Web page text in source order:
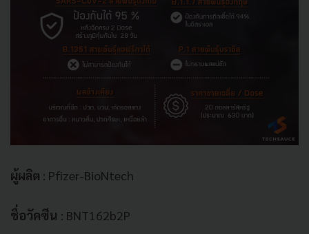
ผู้ผลิต : Pfizer-BioNtech
ชื่อวัคซีน : BNT162b2P